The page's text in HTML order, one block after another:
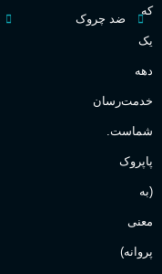
مناسب برای
آقایان
که
یک
دهه
خدمت‌رسان
شماست.
پاپروک
(به
معنی
پروانه)
ضد چروک